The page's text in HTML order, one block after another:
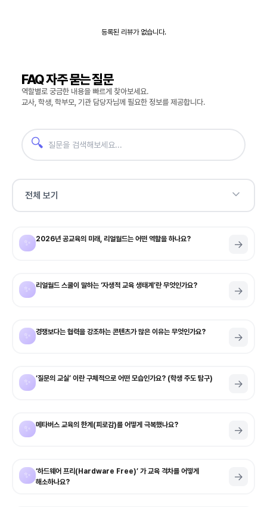
등록된 리뷰가 없습니다.
FAQ 자주 묻는 질문
역할별로 궁금한 내용을 빠르게 찾아보세요.
교사, 학생, 학부모, 기관 담당자님께 필요한 정보를 제공합니다.
🔍
전체 보기
✨ 2026년 공교육의 미래, 리얼월드는 어떤 역할을 하나요? →
✨ 리얼월드 스쿨이 말하는 ‘자생적 교육 생태계’란 무엇인가요? →
✨ 경쟁보다는 협력을 강조하는 콘텐츠가 많은 이유는 무엇인가요? →
✨ ‘질문의 교실’ 이란 구체적으로 어떤 모습인가요? (학생 주도 탐구) →
✨ 메타버스 교육의 한계(피로감)를 어떻게 극복했나요? →
✨
‘하드웨어 프리(Hardware Free)’ 가 교육 격차를 어떻게
해소하나요?
→